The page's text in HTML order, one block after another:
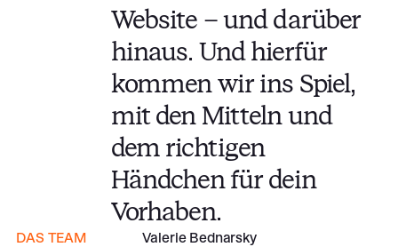
Website – und darüber
hinaus. Und hierfür
kommen wir ins Spiel,
mit den Mitteln und
dem richtigen
Händchen für dein
Vorhaben.
DAS TEAM Valerie Bednarsky